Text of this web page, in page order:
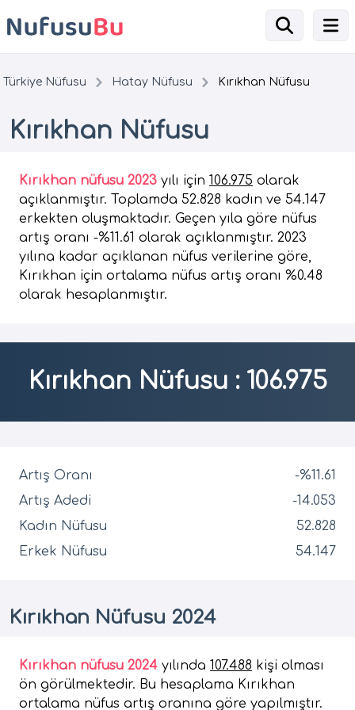
Türkiye Nüfusu Hatay Nüfusu Kırıkhan Nüfusu
Kırıkhan Nüfusu
Kırıkhan nüfusu 2023 yılı için 106.975 olarak
açıklanmıştır. Toplamda 52.828 kadın ve 54.147
erkekten oluşmaktadır. Geçen yıla göre nüfus
artış oranı -%11.61 olarak açıklanmıştır. 2023
yılına kadar açıklanan nüfus verilerine göre,
Kırıkhan için ortalama nüfus artış oranı %0.48
olarak hesaplanmıştır.
Kırıkhan Nüfusu : 106.975
Artış Oranı
-%11.61
Artış Adedi
-14.053
Kadın Nüfusu
52.828
Erkek Nüfusu
54.147
Kırıkhan Nüfusu 2024
Kırıkhan nüfusu 2024 yılında 107.488 kişi olması
ön görülmektedir. Bu hesaplama Kırıkhan
ortalama nüfus artış oranına göre yapılmıştır.